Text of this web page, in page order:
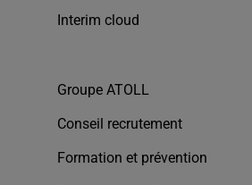
Interim cloud
Groupe ATOLL
Conseil recrutement
Formation et prévention